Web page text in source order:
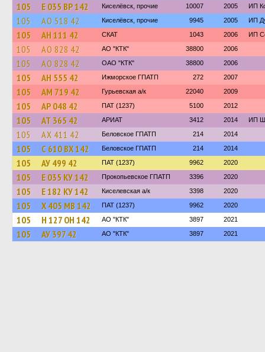
105 Е 035 ВР 142 Киселёвск, прочие 10007 2005 ИП
105 АО 518 42 Киселёвск, прочие 9945 2005 ИП
105 АН 111 42 СКАТ 1043 2006 ИП
105 АО 828 42 АО "КТК" 38800 2006
105 АО 828 42 ОАО "КТК" 38800 2006
105 АН 555 42 Ижморское ГПАТП 272 2007
105 АМ 719 42 Гурьевская а/к 22040 2009
105 АР 048 42 ПАТ (1237) 5100 2012
105 АТ 365 42 АРИАТ 3412 2014 ИП
105 АХ 411 42 Беловское ГПАТП 214 2014
105 С 610 ВХ 142 Беловское ГПАТП 214 2014
105 АУ 499 42 ПАТ (1237) 9962 2020
105 Е 035 КУ 142 Прокопьевское ГПАТП 3396 2020
105 Е 182 КУ 142 Киселевская а/к 3398 2020
105 Х 405 МВ 142 ПАТ (1237) 9962 2020
105 Н 127 ОН 142 АО "КТК" 3897 2021
105 АУ 397 42 АО "КТК" 3897 2021